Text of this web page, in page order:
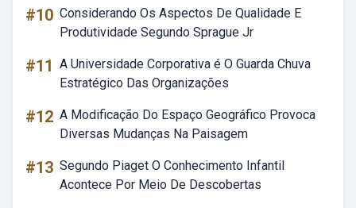
#10 Considerando Os Aspectos De Qualidade E
Produtividade Segundo Sprague Jr
#11 A Universidade Corporativa é O Guarda Chuva
Estratégico Das Organizações
#12 A Modificação Do Espaço Geográfico Provoca
Diversas Mudanças Na Paisagem
#13 Segundo Piaget O Conhecimento Infantil
Acontece Por Meio De Descobertas